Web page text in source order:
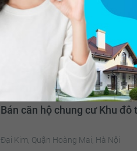
45m²
1PN 1 WC Đông
800 triệu
Bán căn hộ chung cư Khu
Đại Kim, Quận Hoàng Mai, Hà Nội